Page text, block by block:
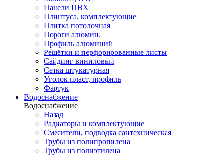
Панели ПВХ
Плинтуса, комплектующие
Плитка потолочная
Пороги алюмин.
Профиль алюминий
Решётки и перфорированные листы
Сайдинг виниловый
Сетка штукатурная
Уголок пласт, профиль
Фартук
Водоснабжение
Водоснабжение
Назад
Радиаторы и комплектующие
Смесители, подводка сантехническая
Трубы из полипропилена
Трубы из полиэтилена